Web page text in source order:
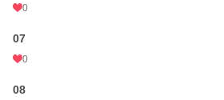
0
07
0
08